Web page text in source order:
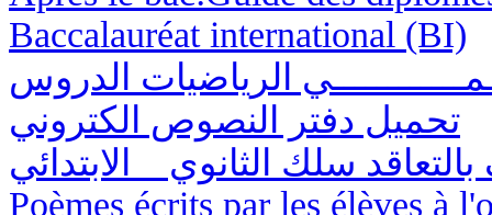
Baccalauréat international (BI)
الرياضيات الدروس
تحميل دفتر النصوص الكتروني
Poèmes écrits par les élèves à